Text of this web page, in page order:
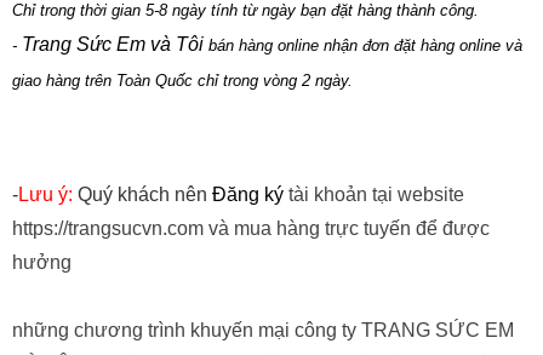
Chỉ trong thời gian 5-8 ngày tính từ ngày bạn đặt hàng thành công.
- Trang Sức Em và Tôi bán hàng online nhận đơn đặt hàng online và
giao hàng trên Toàn Quốc chỉ trong vòng 2 ngày.
-Lưu ý: Quý khách nên Đăng ký tài khoản tại website
https://trangsucvn.com và mua hàng trực tuyến để được
hưởng
những chương trình khuyến mại công ty TRANG SỨC EM